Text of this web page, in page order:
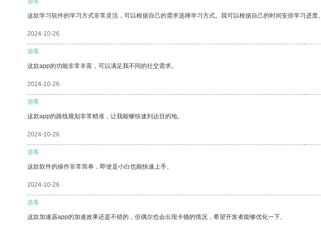
这款学习软件的学习方式非常灵活，可以根据自己的需求选择学习方式。我可以根据自己的时间安排学习进度。
2024-10-26
游客
这款app的功能非常丰富，可以满足我不同的社交需求。
2024-10-26
游客
这款app的路线规划非常精准，让我能够快速到达目的地。
2024-10-26
游客
这款软件的操作非常简单，即使是小白也能快速上手。
2024-10-26
游客
这款加速器app的加速效果还是不错的，但偶尔也会出现卡顿的情况，希望开发者能够优化一下。